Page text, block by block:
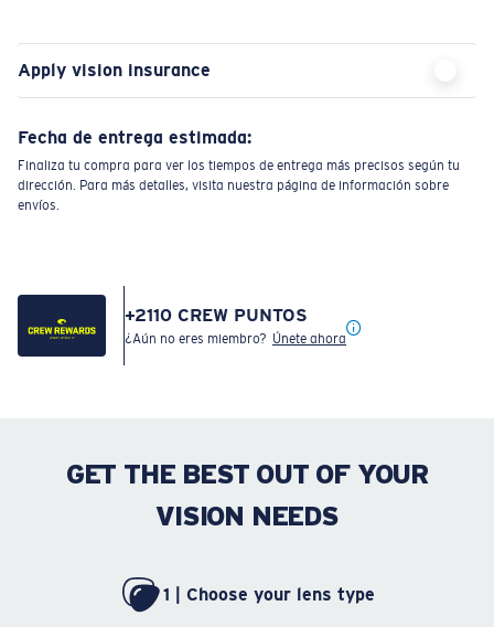
Apply vision insurance
Fecha de entrega estimada:
Finaliza tu compra para ver los tiempos de entrega más precisos según tu
dirección. Para más detalles, visita nuestra página de información sobre
envíos.
+2110 CREW PUNTOS
¿Aún no eres miembro? Únete ahora
GET THE BEST OUT OF YOUR
VISION NEEDS
1 | Choose your lens type